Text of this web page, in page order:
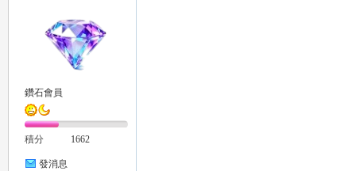
鑽石會員
積分 1662
發消息